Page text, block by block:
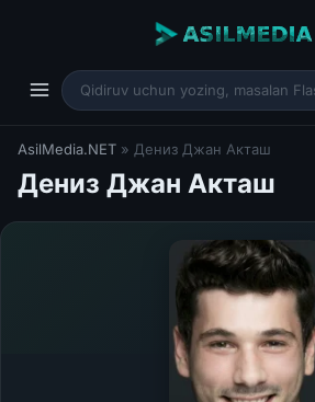
AsilMedia.NET » Дениз Джан Акташ
Дениз Джан Акташ